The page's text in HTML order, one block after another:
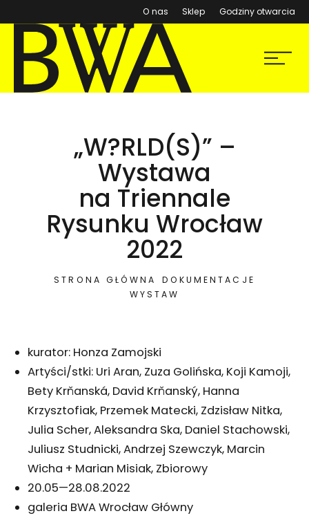
O nas Sklep (otwiera się w nowym
Godziny otwarcia
BWA Wrocław
Galerie Sztuki Współczesnej
Menu
„W?RLD(S)” –
Wystawa
na Triennale
Rysunku Wrocław
2022
STRONA GŁÓWNA
DOKUMENTACJE
WYSTAW
kurator: Honza Zamojski
Artyści/stki: Uri Aran, Zuza Golińska, Koji Kamoji,
Bety Krňanská, David Krňanský, Hanna
Krzysztofiak, Przemek Matecki, Zdzisław Nitka,
Julia Scher, Aleksandra Ska, Daniel Stachowski,
Juliusz Studnicki, Andrzej Szewczyk, Marcin
Wicha + Marian Misiak, Zbiorowy
20.05—28.08.2022
galeria BWA Wrocław Główny